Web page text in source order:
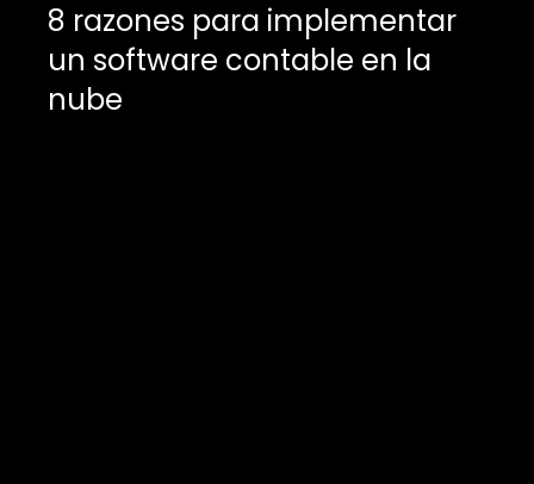
8 razones para implementar
un software contable en la
nube